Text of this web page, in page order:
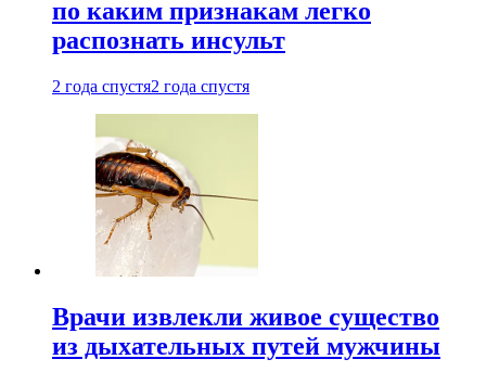
по каким признакам легко
распознать инсульт
2 года спустя2 года спустя
Врачи извлекли живое существо
из дыхательных путей мужчины